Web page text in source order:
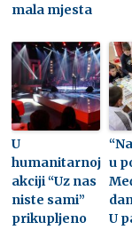
mala mjesta
U
humanitarnoj
akciji “Uz nas
niste sami”
prikupljeno
u
U